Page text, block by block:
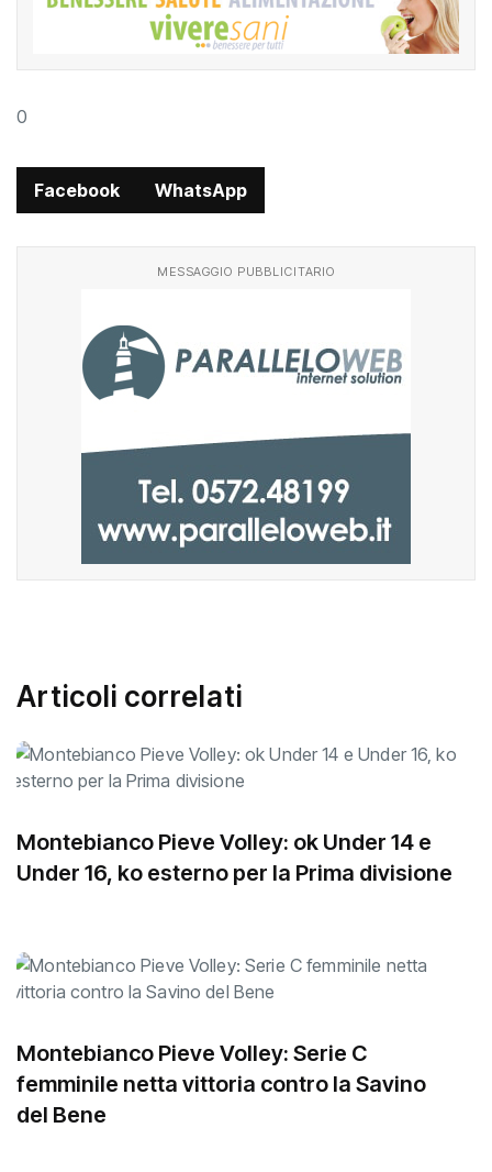
0
Facebook WhatsApp
MESSAGGIO PUBBLICITARIO
Articoli correlati
Montebianco Pieve Volley: ok Under 14 e
Under 16, ko esterno per la Prima divisione
Montebianco Pieve Volley: Serie C
femminile netta vittoria contro la Savino
del Bene